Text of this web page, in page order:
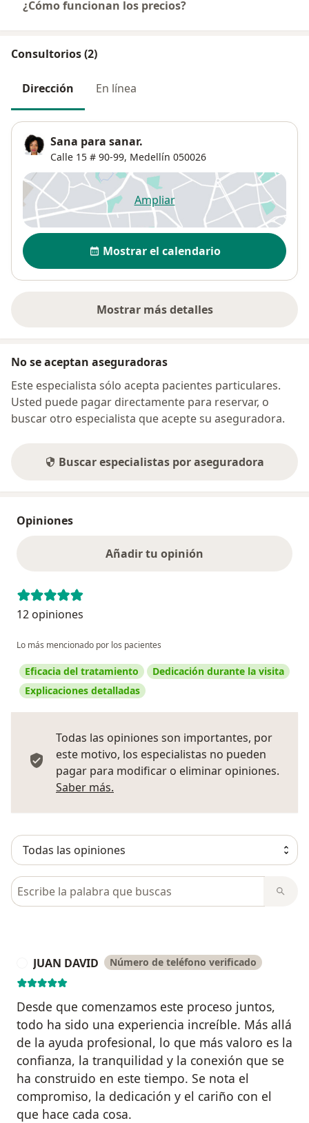
¿Cómo funcionan los precios?
Consultorios (2)
Dirección En línea
Sana para sanar.
Calle 15 # 90-99, Medellín 050026
Ampliarse abre en una nueva
Disponibilidad
Mostrar el calendario
Mostrar más detalles
sobre la dirección
No se aceptan aseguradoras
Este especialista sólo acepta pacientes particulares.
Usted puede pagar directamente para reservar, o
buscar otro especialista que acepte su aseguradora.
Buscar especialistas por aseguradora
Opiniones
Añadir tu opinión
12 opiniones
Lo más mencionado por los pacientes
Eficacia del tratamiento
Dedicación durante la visita
Explicaciones detalladas
Todas las opiniones son importantes, por
este motivo, los especialistas no pueden
pagar para modificar o eliminar opiniones.
Saber más.
Busca en opiniones
JUAN DAVID Número de teléfono verificado
Desde que comenzamos este proceso juntos,
todo ha sido una experiencia increíble. Más allá
de la ayuda profesional, lo que más valoro es la
confianza, la tranquilidad y la conexión que se
ha construido en este tiempo. Se nota el
compromiso, la dedicación y el cariño con el
que hace cada cosa.